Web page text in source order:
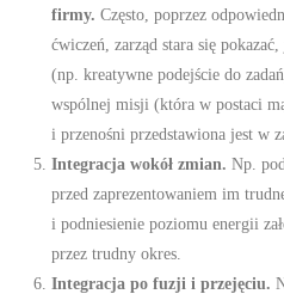
firmy.Często, poprzez
ćwiczeń, zarząd stara się
(np. kreatywne podejście do
wspólnej misji (która w postaci
i przenośni przedstawiona jest w
Integracja wokół zmian. Np.
przed zaprezentowaniem im
i podniesienie poziomu energii
przez trudny okres.
Integracja po fuzji i przejęciu.